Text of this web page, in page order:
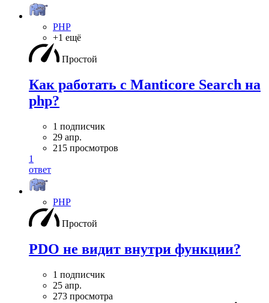
PHP
+1 ещё
Простой
Как работать с Manticore Search на
php?
1 подписчик
29 апр.
215 просмотров
1
ответ
PHP
Простой
PDO не видит внутри функции?
1 подписчик
25 апр.
273 просмотра